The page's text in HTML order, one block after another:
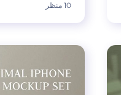
10 منظر